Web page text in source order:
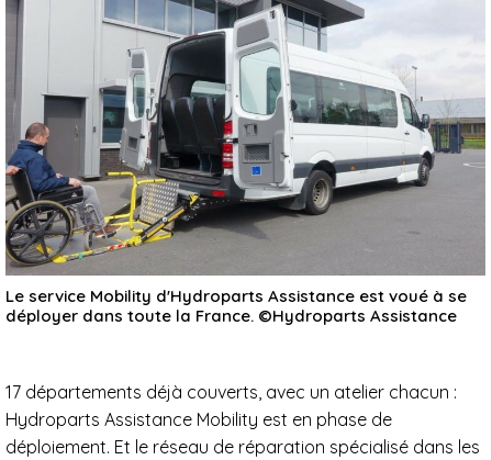
Le service Mobility d'Hydroparts Assistance est voué à se
déployer dans toute la France. ©Hydroparts Assistance
17 départements déjà couverts, avec un atelier chacun :
Hydroparts Assistance Mobility est en phase de
déploiement. Et le réseau de réparation spécialisé dans les